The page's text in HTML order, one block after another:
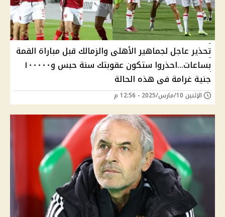
تحذير عاجل لجماهير الأهلى والزمالك قبل مباراة القمة
بساعات...احذروا ستكون عقوبتك سنة حبس و١٠٠٠٠٠
جنية غرامة فى هذه الحالة
الإثنين 10/مارس/2025 - 12:56 م